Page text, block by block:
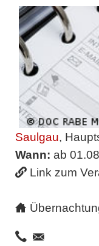
Saulgau,
Wann: ab
Link zum